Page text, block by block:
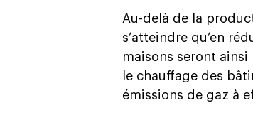
Au-delà de la
s’atteindre qu’en
maisons seront
le chauffage des
émissions de gaz à